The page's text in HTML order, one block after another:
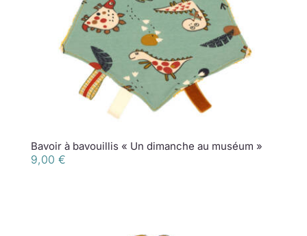
Bavoir à bavouillis « Un dimanche au muséum »
9,00 €